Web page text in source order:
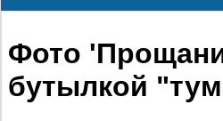
Фото
бутылкой